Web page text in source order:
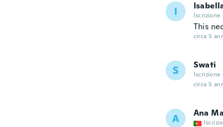
I Iscrizione
This
circa 5
S Swati
Iscrizione
circa 5
A Ana